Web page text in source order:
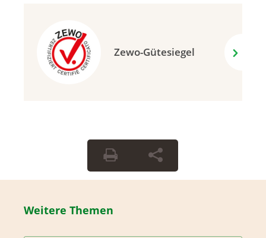
Zewo-Gütesiegel
Weitere Themen